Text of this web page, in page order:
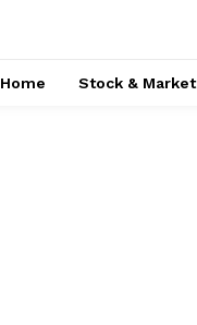
Home Stock & Market